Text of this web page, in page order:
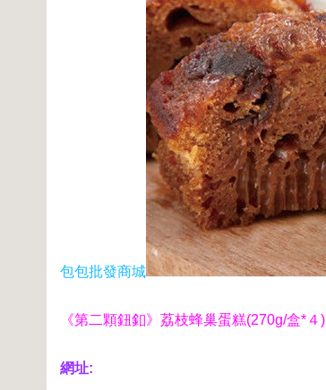
包包批發商城
《第二顆鈕釦》荔枝蜂巢蛋糕(270g/盒*４)
網址: